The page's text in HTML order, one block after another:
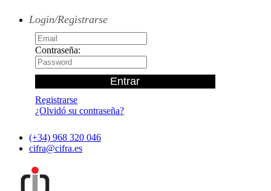
Login/Registrarse
Contraseña:
Registrarse
¿Olvidó su contraseña?
(+34) 968 320 046
cifra@cifra.es